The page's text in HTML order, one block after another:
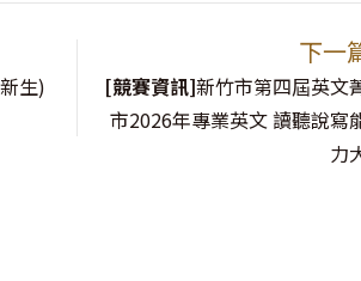
生)
下一
[競賽資訊]新竹市第四屆英
市2026年專業英文 讀聽說寫
力